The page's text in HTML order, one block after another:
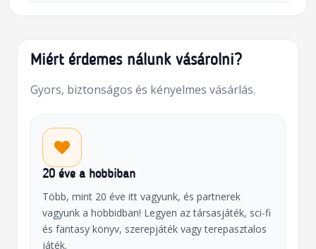
Miért érdemes nálunk vásárolni?
Gyors, biztonságos és kényelmes vásárlás.
20 éve a hobbiban
Több, mint 20 éve itt vagyunk, és partnerek
vagyunk a hobbidban! Legyen az társasjáték, sci-fi
és fantasy könyv, szerepjáték vagy terepasztalos
játék.